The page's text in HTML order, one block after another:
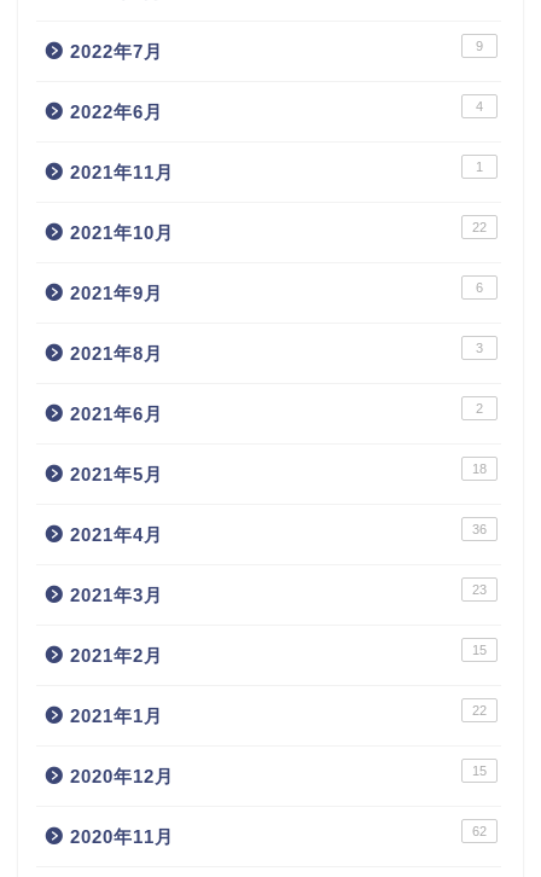
2022年7月 9
2022年6月 4
2021年11月 1
2021年10月 22
2021年9月 6
2021年8月 3
2021年6月 2
2021年5月 18
2021年4月 36
2021年3月 23
2021年2月 15
2021年1月 22
2020年12月 15
2020年11月 62